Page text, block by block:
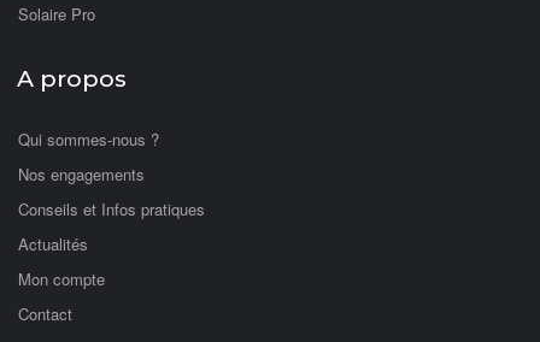
Solaire Pro
A propos
Qui sommes-nous ?
Nos engagements
Conseils et Infos pratiques
Actualités
Mon compte
Contact